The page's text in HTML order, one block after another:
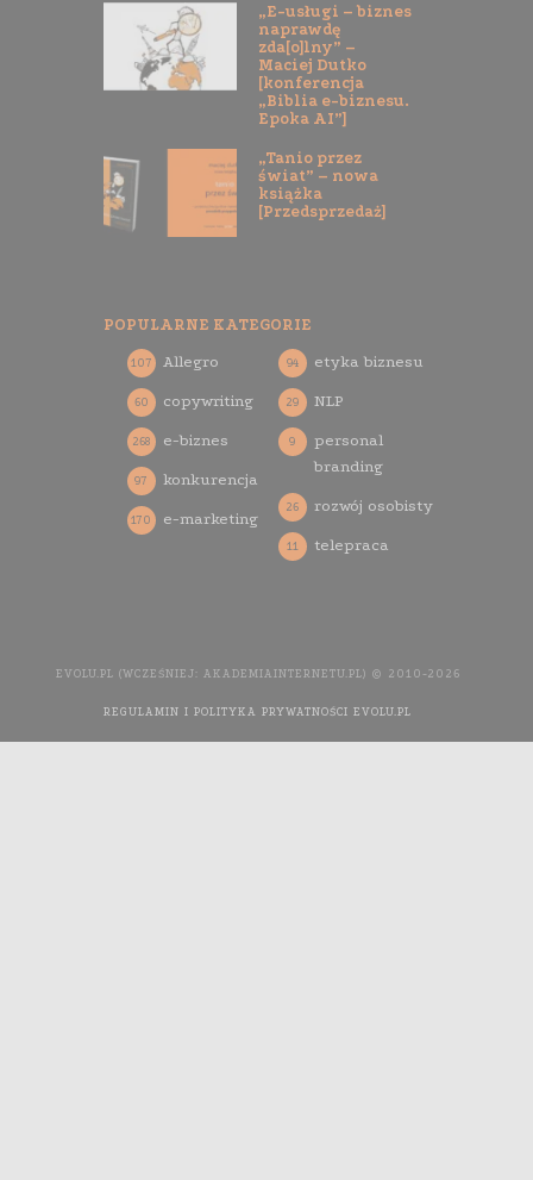
„E-usługi – biznes
naprawdę
zda[o]lny” –
Maciej Dutko
[konferencja
„Biblia e-biznesu.
Epoka AI”]
„Tanio przez
świat” – nowa
książka
[Przedsprzedaż]
POPULARNE KATEGORIE
Allegro
107
copywriting
60
e-biznes
268
konkurencja
97
e-marketing
170
etyka biznesu
94
NLP
29
personal
branding
9
rozwój osobisty
26
telepraca
11
EVOLU.PL (WCZEŚNIEJ: AKADEMIAINTERNETU.PL) © 2010-2026
REGULAMIN I POLITYKA PRYWATNOŚCI EVOLU.PL